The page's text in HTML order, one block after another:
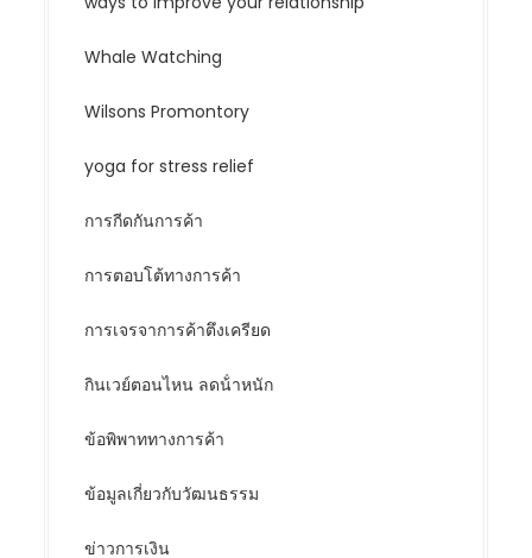
Whale Watching
Wilsons Promontory
yoga for stress relief
การกีดกันการค้า
การตอบโต้ทางการค้า
การเจรจาการค้าตึงเครียด
กินเวย์ตอนไหน ลดน้ําหนัก
ข้อพิพาททางการค้า
ข้อมูลเกี่ยวกับวัฒนธรรม
ข่าวการเงิน